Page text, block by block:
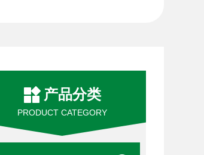
产品分类
PRODUCT CATEGORY